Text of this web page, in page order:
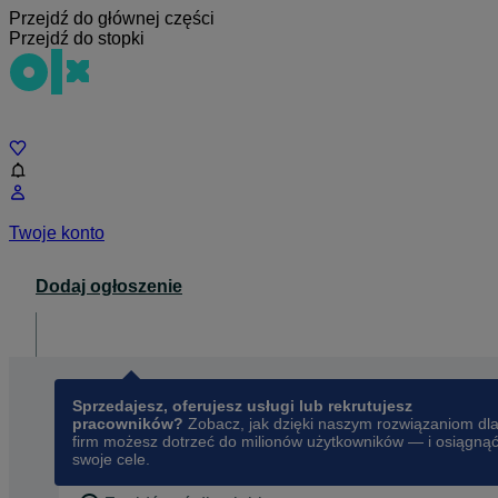
Przejdź do głównej części
Przejdź do stopki
Twoje konto
Dodaj ogłoszenie
Sprzedajesz, oferujesz usługi lub rekrutujesz
pracowników? Zobacz, jak dzięki naszym rozwiązaniom dla
firm możesz dotrzeć do milionów użytkowników — i osiągnąć
swoje cele.